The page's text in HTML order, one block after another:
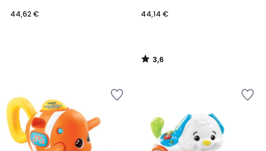
44,62 €
44,14 €
3,6
/